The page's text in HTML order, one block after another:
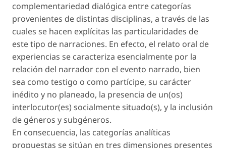
complementariedad dialógica entre categorías
provenientes de distintas disciplinas, a través de las
cuales se hacen explícitas las particularidades de
este tipo de narraciones. En efecto, el relato oral de
experiencias se caracteriza esencialmente por la
relación del narrador con el evento narrado, bien
sea como testigo o como partícipe, su carácter
inédito y no planeado, la presencia de un(os)
interlocutor(es) socialmente situado(s), y la inclusión
de géneros y subgéneros.
En consecuencia, las categorías analíticas
propuestas se sitúan en tres dimensiones presentes